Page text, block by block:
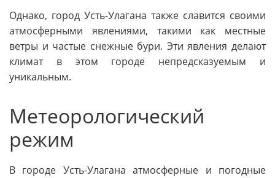
Однако, город Усть-Улагана также славится своими
атмосферными явлениями, такими как местные
ветры и частые снежные бури. Эти явления делают
климат в этом городе непредсказуемым и
уникальным.
Метеорологический
режим
В городе Усть-Улагана атмосферные и погодные